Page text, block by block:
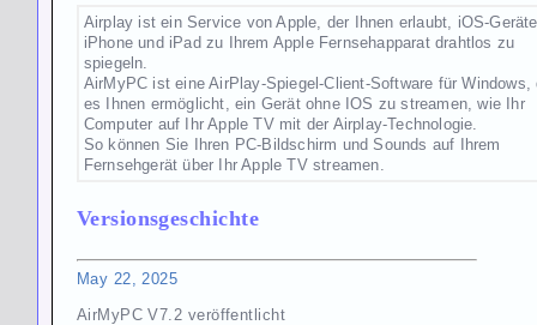
Airplay ist ein Service von Apple, der Ihnen erlaubt, iOS-
iPhone und iPad zu Ihrem Apple Fernsehapparat drahtlos zu
spiegeln.
AirMyPC ist eine AirPlay-Spiegel-Client-Software für Windows,
es Ihnen ermöglicht, ein Gerät ohne IOS zu streamen, wie Ihr
Computer auf Ihr Apple TV mit der Airplay-Technologie.
So können Sie Ihren PC-Bildschirm und Sounds auf Ihrem
Fernsehgerät über Ihr Apple TV streamen.
Versionsgeschichte
May 22, 2025
AirMyPC V7.2 veröffentlicht